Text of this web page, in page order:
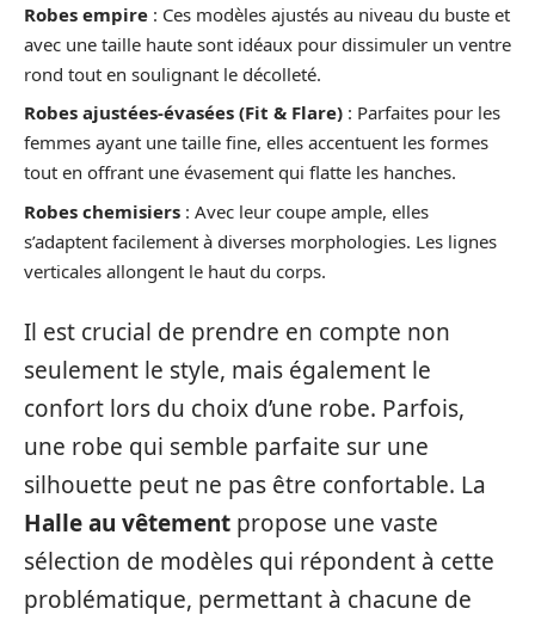
Robes empire : Ces modèles ajustés au niveau du buste et
avec une taille haute sont idéaux pour dissimuler un ventre
rond tout en soulignant le décolleté.
Robes ajustées-évasées (Fit & Flare) : Parfaites pour les
femmes ayant une taille fine, elles accentuent les formes
tout en offrant une évasement qui flatte les hanches.
Robes chemisiers : Avec leur coupe ample, elles
s’adaptent facilement à diverses morphologies. Les lignes
verticales allongent le haut du corps.
Il est crucial de prendre en compte non
seulement le style, mais également le
confort lors du choix d’une robe. Parfois,
une robe qui semble parfaite sur une
silhouette peut ne pas être confortable. La
Halle au vêtement propose une vaste
sélection de modèles qui répondent à cette
problématique, permettant à chacune de